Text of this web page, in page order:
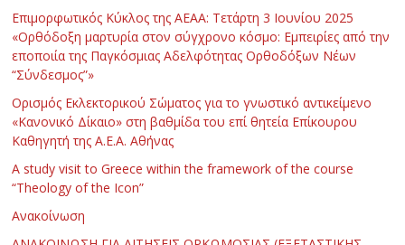
Επιμορφωτικός Κύκλος της ΑΕΑΑ: Τετάρτη 3 Ιουνίου 2025
«Ορθόδοξη μαρτυρία στον σύγχρονο κόσμο: Εμπειρίες από την
εποποιία της Παγκόσμιας Αδελφότητας Ορθοδόξων Νέων
“Σύνδεσμος”»
Ορισμός Εκλεκτορικού Σώματος για το γνωστικό αντικείμενο
«Κανονικό Δίκαιο» στη βαθμίδα του επί θητεία Επίκουρου
Καθηγητή της Α.Ε.Α. Αθήνας
Α study visit to Greece within the framework of the course
“Theology of the Icon”
Ανακοίνωση